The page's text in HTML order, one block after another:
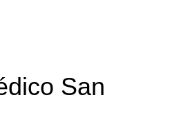
San